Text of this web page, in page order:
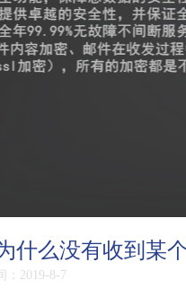
什么没有收到某
：2019-8-7